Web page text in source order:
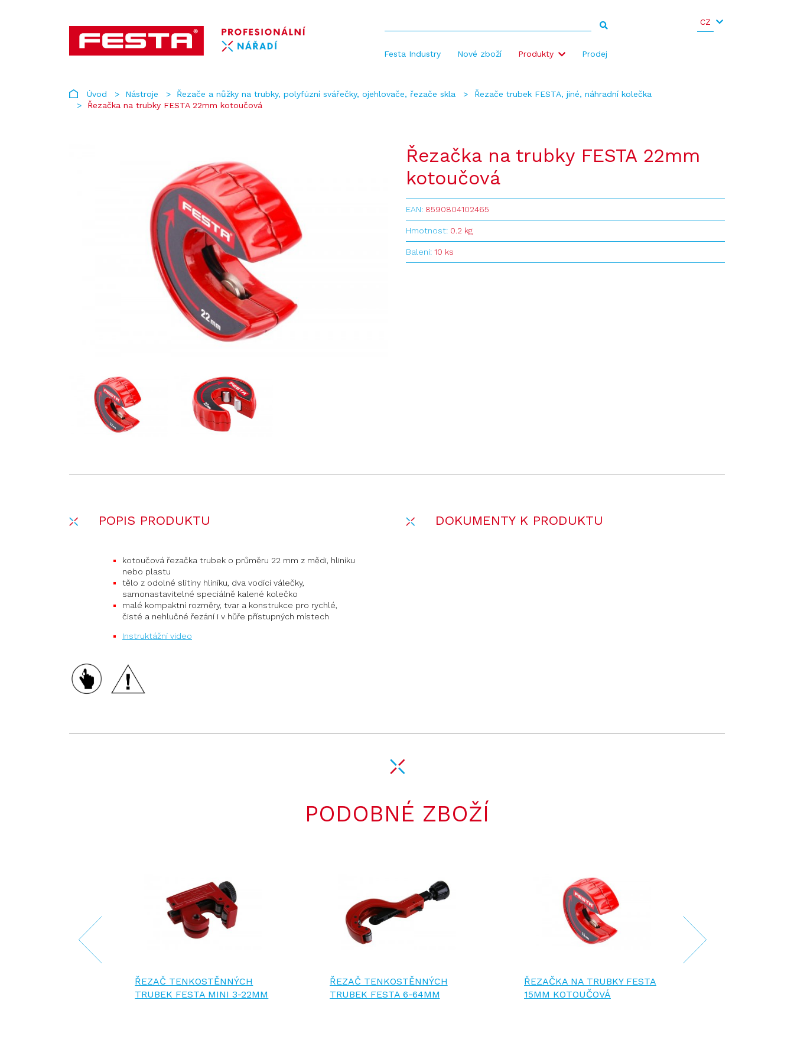
Festa Industry Nové zboží Produkty Prodej
CZ
Úvod Nástroje Řezače a nůžky na trubky, polyfúzní svářečky, ojehlovače, řezače skla
Řezače trubek FESTA, jiné, náhradní kolečka
Řezačka na trubky FESTA 22mm kotoučová
Řezačka na trubky FESTA 22mm
kotoučová
EAN: 8590804102465
Hmotnost: 0.2 kg
Balení: 10 ks
POPIS PRODUKTU
kotoučová řezačka trubek o průměru 22 mm z mědi, hliníku
nebo plastu
tělo z odolné slitiny hliníku, dva vodící válečky,
samonastavitelné speciálně kalené kolečko
malé kompaktní rozměry, tvar a konstrukce pro rychlé,
čisté a nehlučné řezání i v hůře přístupných místech
Instruktážní video
DOKUMENTY K PRODUKTU
PODOBNÉ ZBOŽÍ
ŘEZAČ TENKOSTĚNNÝCH
TRUBEK FESTA MINI 3-22MM
ŘEZAČ TENKOSTĚNNÝCH
TRUBEK FESTA 6-64MM
ŘEZAČKA NA TRUBKY FESTA
15MM KOTOUČOVÁ